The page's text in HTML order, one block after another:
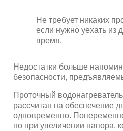
Не требует никаких
если нужно уехать из
время.
Недостатки больше
безопасности,
Проточный
рассчитан на обеспечение
одновременно.
но при увеличении напора,